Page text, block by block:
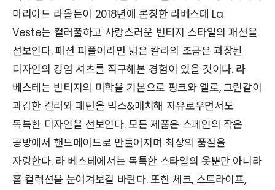
마리아드 라올든이 2018년에 론칭한 라베스테 La
Veste는 컬러풀하고 사랑스러운 빈티지 스타일의 패션을
선보인다. 패션 피플이라면 넓은 칼라의 조금은 과장된
디자인의 깅엄 셔츠를 직구해본 경험이 있을 것이다. 라
베스테는 빈티지의 미학을 기본으로 핑크와 옐로, 그린같이
과감한 컬러와 패턴을 믹스&매치해 자유로우면서도
독특한 디자인을 선보인다. 모든 제품은 스페인의 작은
공방에서 핸드메이드로 만들어지며 최상의 품질을
자랑한다. 라 베스테에서는 독특한 스타일의 옷뿐만 아니라
홈 컬렉션을 눈여겨보길 바란다. 또한 체크, 스트라이프,